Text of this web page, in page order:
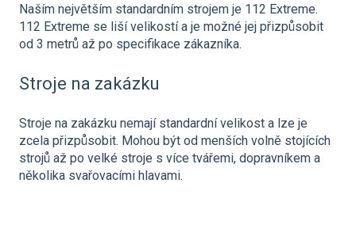
Naším největším standardním strojem je 112 Extreme.
112 Extreme se liší velikostí a je možné jej přizpůsobit
od 3 metrů až po specifikace zákazníka.
Stroje na zakázku
Stroje na zakázku nemají standardní velikost a lze je
zcela přizpůsobit. Mohou být od menších volně stojících
strojů až po velké stroje s více tvářemi, dopravníkem a
několika svařovacími hlavami.